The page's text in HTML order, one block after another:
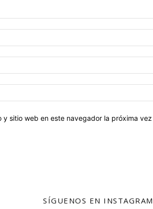
sitio web en este navegador la próxima
SÍGUENOS EN INSTAGRAM